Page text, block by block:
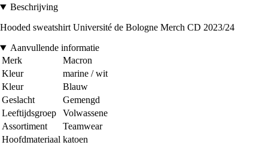
Beschrijving
Hooded sweatshirt Université de Bologne Merch CD 2023/24
Aanvullende informatie
Merk
Macron
Kleur
marine / wit
Kleur
Blauw
Geslacht
Gemengd
Leeftijdsgroep
Volwassene
Assortiment
Teamwear
Hoofdmateriaal katoen